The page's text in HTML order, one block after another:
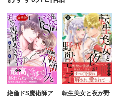
絶倫ドS魔術師ア
転生美女と夜が野